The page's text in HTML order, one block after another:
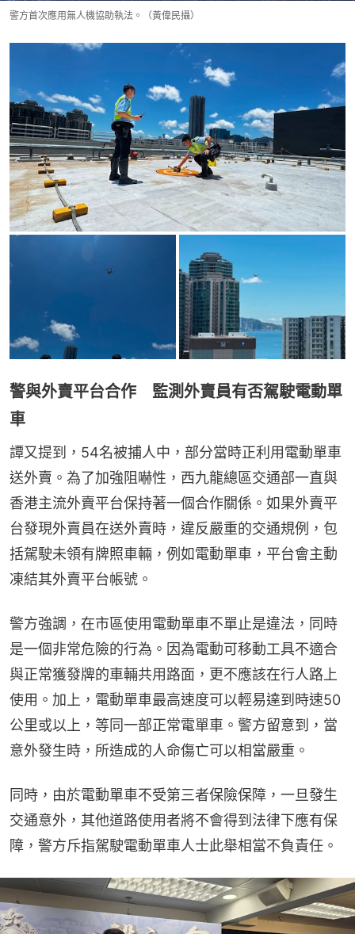
警方首次應用無人機協助執法。（黃偉民攝）
警與外賣平台合作 監測外賣員有否駕駛電動單
車
譚又提到，54名被捕人中，部分當時正利用電動單車
送外賣。為了加強阻嚇性，西九龍總區交通部一直與
香港主流外賣平台保持著一個合作關係。如果外賣平
台發現外賣員在送外賣時，違反嚴重的交通規例，包
括駕駛未領有牌照車輛，例如電動單車，平台會主動
凍結其外賣平台帳號。
警方強調，在市區使用電動單車不單止是違法，同時
是一個非常危險的行為。因為電動可移動工具不適合
與正常獲發牌的車輛共用路面，更不應該在行人路上
使用。加上，電動單車最高速度可以輕易達到時速50
公里或以上，等同一部正常電單車。警方留意到，當
意外發生時，所造成的人命傷亡可以相當嚴重。
同時，由於電動單車不受第三者保險保障，一旦發生
交通意外，其他道路使用者將不會得到法律下應有保
障，警方斥指駕駛電動單車人士此舉相當不負責任。